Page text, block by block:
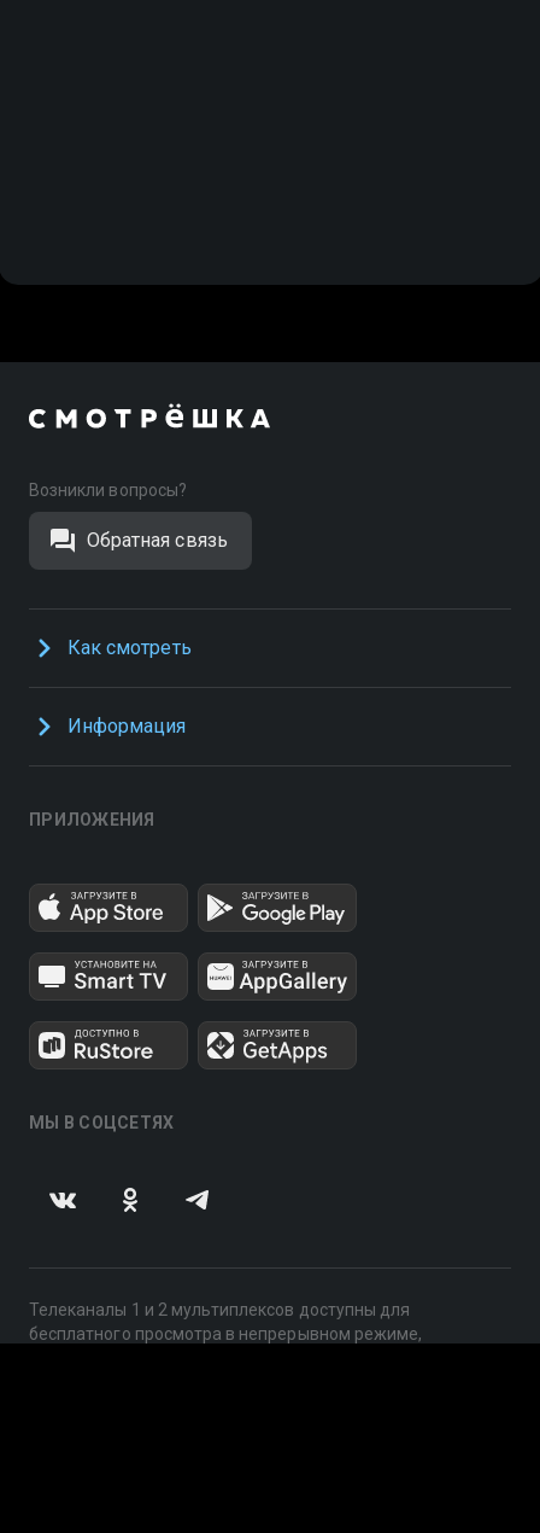
Возникли вопросы?
Обратная связь
Как смотреть
Информация
ПРИЛОЖЕНИЯ
МЫ В СОЦСЕТЯХ
Телеканалы 1 и 2 мультиплексов доступны для
бесплатного просмотра в непрерывном режиме,